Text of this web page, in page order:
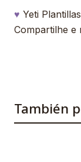
♥ Yeti
Compartilhe e
También